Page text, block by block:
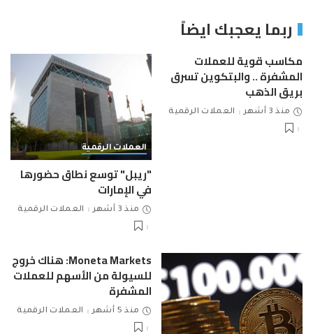
ربما يعجبك ايضاً
مكاسب قوية للعملات
المشفرة .. والبتكوين تسرق
بريق الذهب
منذ 3 أشهر العملات الرقمية
العملات الرقمية
"ريبل" توسع نطاق حضورها
في الإمارات
منذ 3 أشهر العملات الرقمية
Moneta Markets: هناك خروج
للسيولة من الأسهم للعملات
المشفرة
منذ 5 أشهر العملات الرقمية